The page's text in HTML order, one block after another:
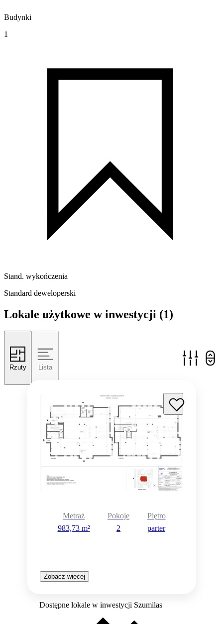
Budynki
1
Stand. wykończenia
Standard deweloperski
Lokale użytkowe w inwestycji (1)
Rzuty Lista
Metraż
983,73 m²
Pokoje
2
Piętro
parter
Zobacz więcej
Dostępne lokale w inwestycji Szumilas